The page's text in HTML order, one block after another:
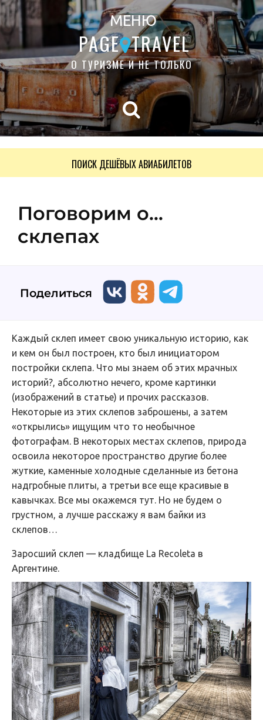
МЕНЮ
PAGE TRAVEL
О ТУРИЗМЕ И НЕ ТОЛЬКО
ПОИСК ДЕШЁВЫХ АВИАБИЛЕТОВ
Поговорим о…
склепах
Поделиться
Каждый склеп имеет свою уникальную историю, как
и кем он был построен, кто был инициатором
постройки склепа. Что мы знаем об этих мрачных
историй?, абсолютно нечего, кроме картинки
(изображений в статье) и прочих рассказов.
Некоторые из этих склепов заброшены, а затем
«открылись» ищущим что то необычное
фотографам. В некоторых местах склепов, природа
освоила некоторое пространство другие более
жуткие, каменные холодные сделанные из бетона
надгробные плиты, а третьи все еще красивые в
кавычках. Все мы окажемся тут. Но не будем о
грустном, а лучше расскажу я вам байки из
склепов…
Заросший склеп — кладбище La Recoleta в
Аргентине.